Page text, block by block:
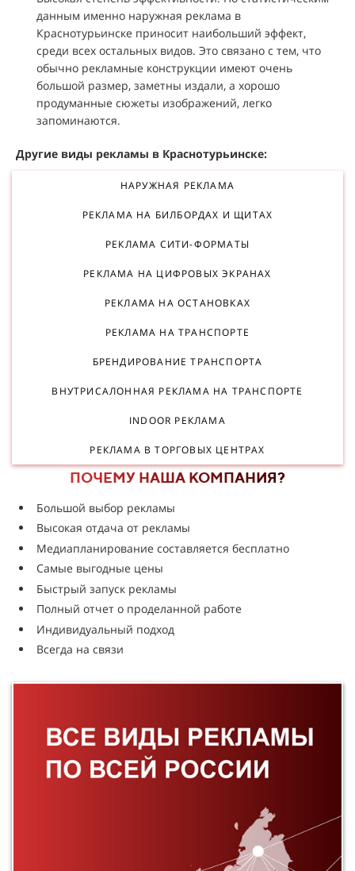
данным именно наружная реклама в
Краснотурьинске приносит наибольший эффект,
среди всех остальных видов. Это связано с тем, что
обычно рекламные конструкции имеют очень
большой размер, заметны издали, а хорошо
продуманные сюжеты изображений, легко
запоминаются.
Другие виды рекламы в Краснотурьинске:
НАРУЖНАЯ РЕКЛАМА
РЕКЛАМА НА БИЛБОРДАХ И ЩИТАХ
РЕКЛАМА СИТИ-ФОРМАТЫ
РЕКЛАМА НА ЦИФРОВЫХ ЭКРАНАХ
РЕКЛАМА НА ОСТАНОВКАХ
РЕКЛАМА НА ТРАНСПОРТЕ
БРЕНДИРОВАНИЕ ТРАНСПОРТА
ВНУТРИСАЛОННАЯ РЕКЛАМА НА ТРАНСПОРТЕ
INDOOR РЕКЛАМА
РЕКЛАМА В ТОРГОВЫХ ЦЕНТРАХ
ПОЧЕМУ НАША КОМПАНИЯ?
Большой выбор рекламы
Высокая отдача от рекламы
Медиапланирование составляется бесплатно
Самые выгодные цены
Быстрый запуск рекламы
Полный отчет о проделанной работе
Индивидуальный подход
Всегда на связи